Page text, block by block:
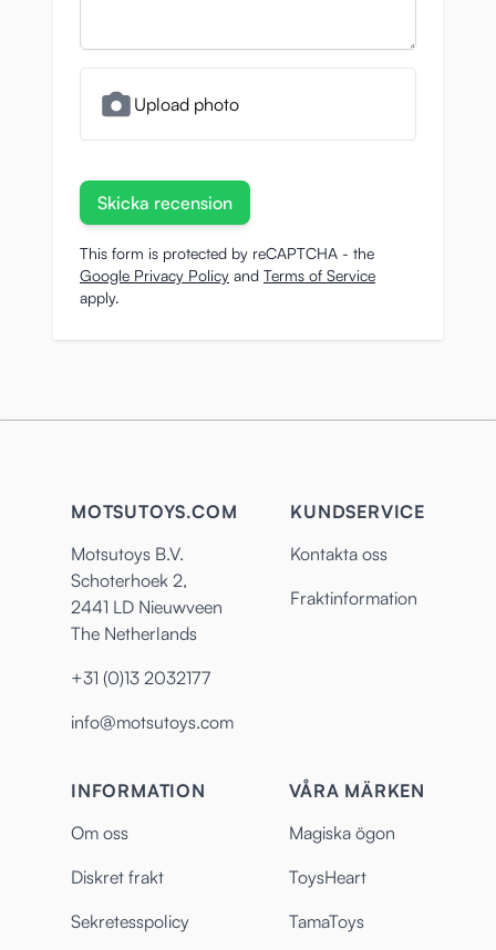
Upload photo
Skicka recension
This form is protected by reCAPTCHA - the
Google Privacy Policy and Terms of Service
apply.
MOTSUTOYS.COM
Motsutoys B.V.
Schoterhoek 2,
2441 LD Nieuwveen
The Netherlands
+31 (0)13 2032177
info@motsutoys.com
KUNDSERVICE
Kontakta oss
Fraktinformation
INFORMATION
Om oss
Diskret frakt
Sekretesspolicy
VÅRA MÄRKEN
Magiska ögon
ToysHeart
TamaToys